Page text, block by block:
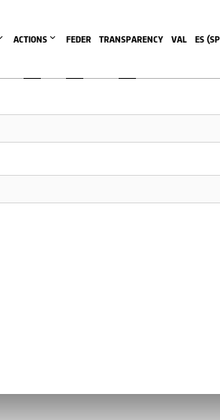
ACTIONS FEDER TRANSPARENCY VAL ES (